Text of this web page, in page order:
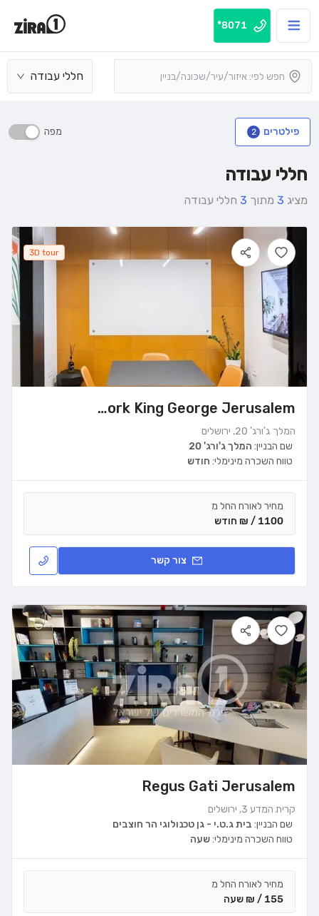
8071*
חללי עבודה
פילטרים 2 מפה
חללי עבודה
מציג 3 מתוך 3 חללי עבודה
3D tour
WeWork King George Jerusalem
המלך ג'ורג' 20, ירושלים
שם הבניין: המלך ג'ורג' 20
טווח השכרה מינימלי: חודש
מחיר לאורח החל מ
1100 / ₪ חודש
צור קשר
Regus Gati Jerusalem
קרית המדע 3, ירושלים
שם הבניין: בית ג.ט.י - גן טכנולוגי הר חוצבים
טווח השכרה מינימלי:שעה
מחיר לאורח החל מ
155 / ₪ שעה